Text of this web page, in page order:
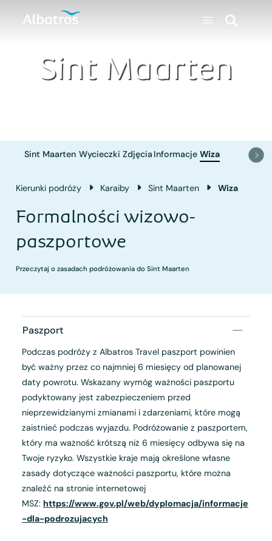
Sint Maarten
Sint Maarten Wycieczki Zdjęcia Informacje Wiza
Kierunki podróży Karaiby Sint Maarten Wiza
Formalności wizowo-
paszportowe
Przeczytaj o zasadach podróżowania do Sint Maarten
Paszport
Podczas podróży z Albatros Travel paszport powinien
być ważny przez co najmniej 6 miesięcy od planowanej
daty powrotu. Wskazany wymóg ważności paszportu
podyktowany jest zabezpieczeniem przed
nieprzewidzianymi zmianami i zdarzeniami, które mogą
zaistnieć podczas wyjazdu. Podróżowanie z paszportem,
który ma ważność krótszą niż 6 miesięcy odbywa się na
Twoje ryzyko. Wszystkie kraje mają określone własne
zasady dotyczące ważności paszportu, które można
znaleźć na stronie internetowej
MSZ: https://www.gov.pl/web/dyplomacja/informacje
-dla-podrozujacych